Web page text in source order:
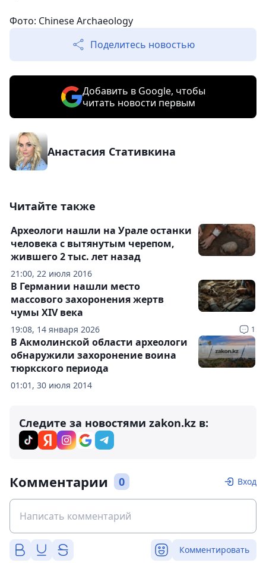
Фото: Chinese Archaeology
Поделитесь новостью
Добавить в Google, чтобы
читать новости первым
Анастасия Стативкина
Читайте также
21:00, 22 июля 2016
Археологи нашли на Урале останки
человека с вытянутым черепом,
жившего 2 тыс. лет назад
19:08, 14 января 2026 1
В Германии нашли место
массового захоронения жертв
чумы XIV века
01:01, 30 июля 2014
В Акмолинской области археологи
обнаружили захоронение воина
тюркского периода
Следите за новостями zakon.kz в:
Комментарии 0 Вход
Комментировать